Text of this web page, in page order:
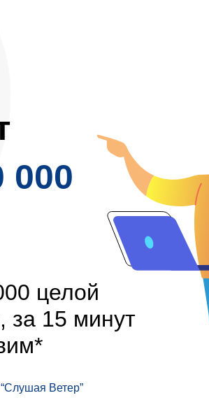
000
целой
за 15 минут
Ветер”